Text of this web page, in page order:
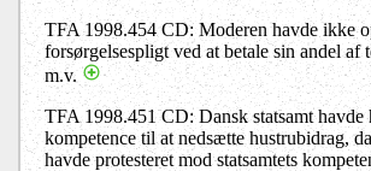
TFA 1998.454 CD: Moderen havde ikke
forsørgelsespligt ved at betale sin andel af
m.v.
TFA 1998.451 CD: Dansk statsamt havde
kompetence til at nedsætte hustrubidrag,
havde protesteret mod statsamtets